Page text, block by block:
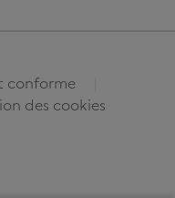
conforme
des cookies